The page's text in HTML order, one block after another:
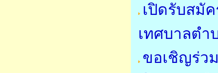
เปิดรับสมั
เทศบาลตำ
ขอเชิญร่ว